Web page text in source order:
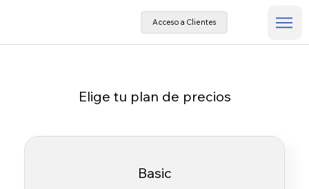
Acceso a Clientes
Elige tu plan de precios
Basic